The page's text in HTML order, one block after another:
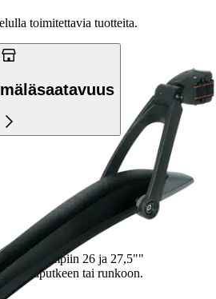
toimitettavia tuotteita.
yleisimpiin 26 ja 27,5""
satulaputkeen tai runkoon.